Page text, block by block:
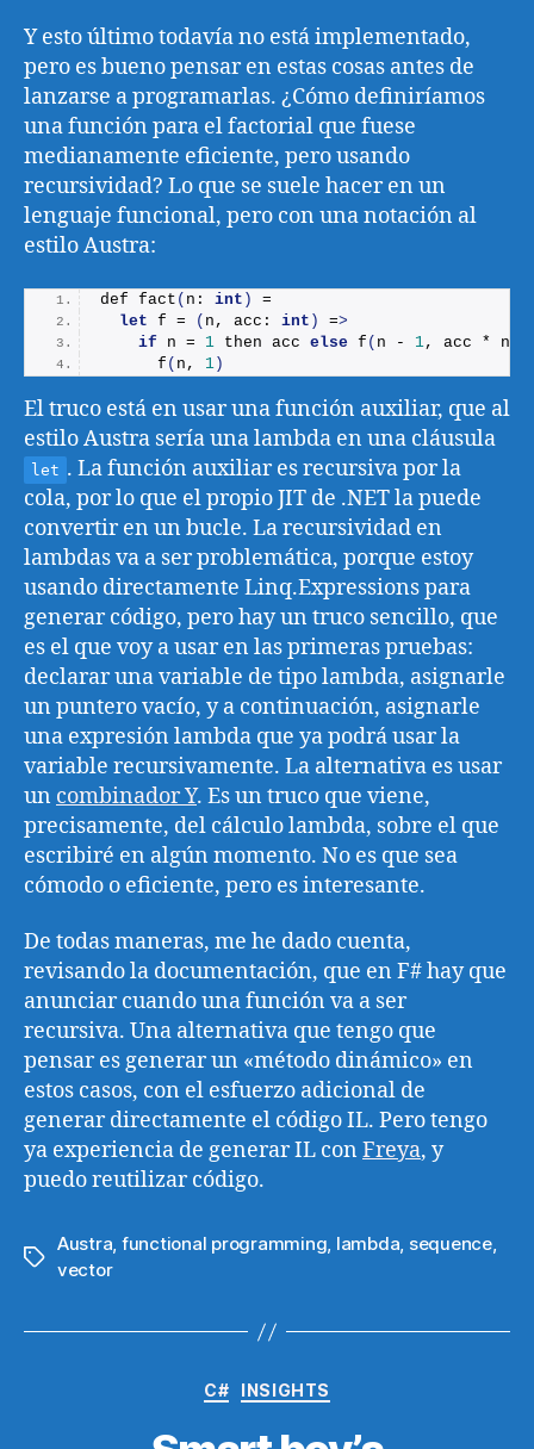
Y esto último todavía no está implementado,
pero es bueno pensar en estas cosas antes de
lanzarse a programarlas. ¿Cómo definiríamos
una función para el factorial que fuese
medianamente eficiente, pero usando
recursividad? Lo que se suele hacer en un
lenguaje funcional, pero con una notación al
estilo Austra:
def fact ( n: int )
=
let f = ( n, acc: int ) =>
if n = 1 then acc else f ( n - 1, acc * n
f ( n, 1)
El truco está en usar una función auxiliar, que al
estilo Austra sería una lambda en una cláusula
let . La función auxiliar es recursiva por la
cola, por lo que el propio JIT de .NET la puede
convertir en un bucle. La recursividad en
lambdas va a ser problemática, porque estoy
usando directamente Linq.Expressions para
generar código, pero hay un truco sencillo, que
es el que voy a usar en las primeras pruebas:
declarar una variable de tipo lambda, asignarle
un puntero vacío, y a continuación, asignarle
una expresión lambda que ya podrá usar la
variable recursivamente. La alternativa es usar
un combinador Y. Es un truco que viene,
precisamente, del cálculo lambda, sobre el que
escribiré en algún momento. No es que sea
cómodo o eficiente, pero es interesante.
De todas maneras, me he dado cuenta,
revisando la documentación, que en F# hay que
anunciar cuando una función va a ser
recursiva. Una alternativa que tengo que
pensar es generar un «método dinámico» en
estos casos, con el esfuerzo adicional de
generar directamente el código IL. Pero tengo
ya experiencia de generar IL con Freya, y
puedo reutilizar código.
Etiquetas
Austra, functional programming, lambda, sequence,
vector
Categorías
C# INSIGHTS